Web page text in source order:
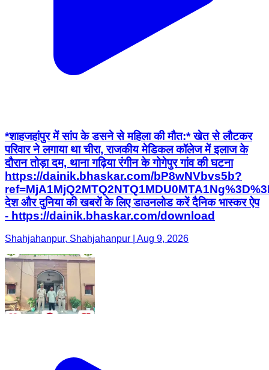
*शाहजहांपुर में सांप के डसने से महिला की मौत:* खेत से लौटकर
परिवार ने लगाया था चीरा, राजकीय मेडिकल कॉलेज में इलाज के
दौरान तोड़ा दम, थाना गढ़िया रंगीन के गोगेपुर गांव की घटना
https://dainik.bhaskar.com/bP8wNVbvs5b?
देश और दुनिया की खबरों के लिए डाउनलोड करें दैनिक भास्कर ऐप
- https://dainik.bhaskar.com/download
Shahjahanpur, Shahjahanpur | Aug 9, 2026